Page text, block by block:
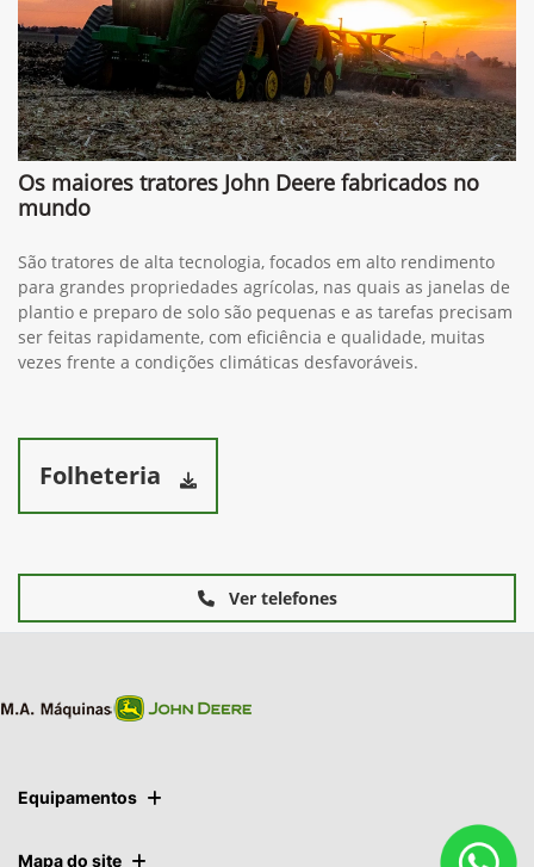
Os maiores tratores John Deere fabricados no
mundo
São tratores de alta tecnologia, focados em alto rendimento
para grandes propriedades agrícolas, nas quais as janelas de
plantio e preparo de solo são pequenas e as tarefas precisam
ser feitas rapidamente, com eficiência e qualidade, muitas
vezes frente a condições climáticas desfavoráveis.
Folheteria
Ver telefones
Equipamentos
Mapa do site